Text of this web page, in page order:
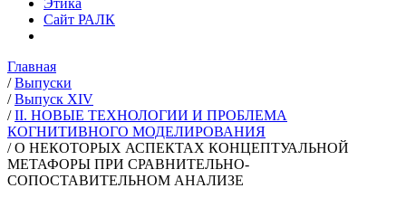
Сайт РАЛК
Главная
/ Выпуски
/ Выпуск XIV
/ II. НОВЫЕ ТЕХНОЛОГИИ И ПРОБЛЕМА
КОГНИТИВНОГО МОДЕЛИРОВАНИЯ
/ О НЕКОТОРЫХ АСПЕКТАХ КОНЦЕПТУАЛЬНОЙ
МЕТАФОРЫ ПРИ СРАВНИТЕЛЬНО-
СОПОСТАВИТЕЛЬНОМ АНАЛИЗЕ